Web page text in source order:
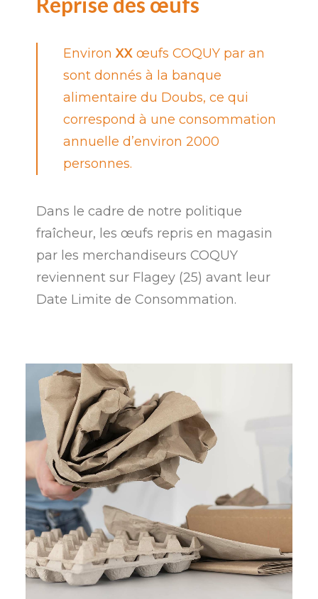
Environ XX œufs COQUY par an
sont donnés à la banque
alimentaire du Doubs, ce qui
correspond à une consommation
annuelle d’environ 2000
personnes.
Dans le cadre de notre politique
fraîcheur, les œufs repris en magasin
par les merchandiseurs COQUY
reviennent sur Flagey (25) avant leur
Date Limite de Consommation.